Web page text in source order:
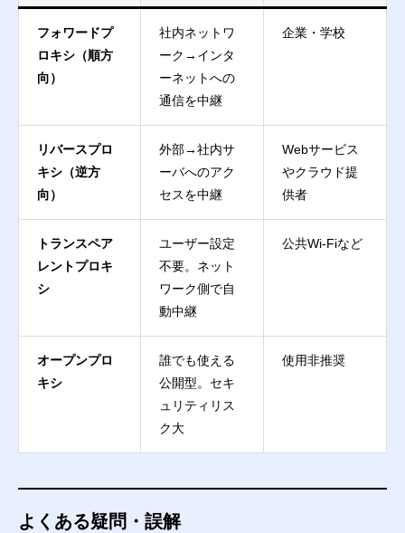
フォワードプ
ロキシ（順方
向）
社内ネットワ
ーク→インタ
ーネットへの
通信を中継
企業・学校
リバースプロ
キシ（逆方
向）
外部→社内サ
ーバへのアク
セスを中継
Webサービス
やクラウド提
供者
トランスペア
レントプロキ
シ
ユーザー設定
不要。ネット
ワーク側で自
動中継
公共Wi-Fiなど
オープンプロ
キシ
誰でも使える
公開型。セキ
ュリティリス
ク大
使用非推奨
よくある疑問・誤解